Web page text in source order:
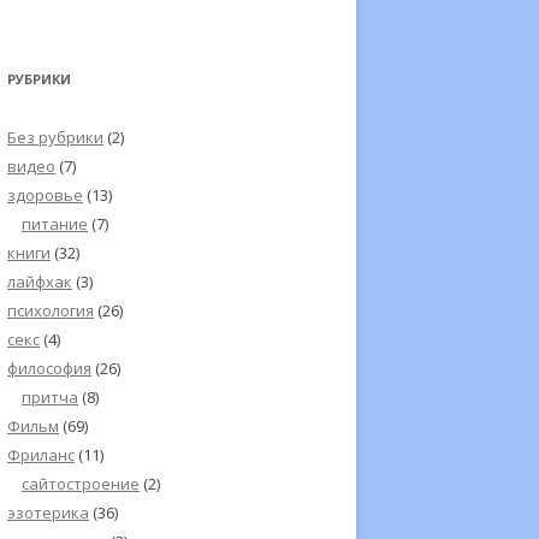
РУБРИКИ
Без рубрики (2)
видео (7)
здоровье (13)
питание (7)
книги (32)
лайфхак (3)
психология (26)
секс (4)
философия (26)
притча (8)
Фильм (69)
Фриланс (11)
сайтостроение (2)
эзотерика (36)